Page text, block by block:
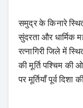
समुद्र के किनारे
सुंदरता और धार्मिक
रत्नागिरी जिले में
की मूर्ति पश्चिम
पर मूर्तियाँ पूर्व दिशा